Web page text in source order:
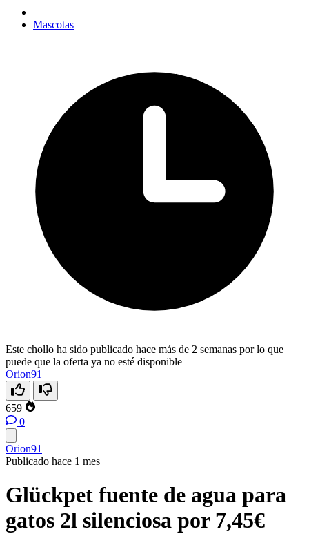
Mascotas
Este chollo ha sido publicado hace más de 2 semanas por lo que
puede que la oferta ya no esté disponible
Orion91
659
0
Orion91
Publicado hace 1 mes
Glückpet fuente de agua para
gatos 2l silenciosa por 7,45€